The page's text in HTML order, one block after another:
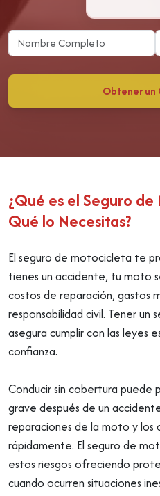
Obtener un
¿Qué es el Seguro
Qué lo Necesitas?
El seguro de motocicleta te
tienes un accidente, tu moto
costos de reparación, gastos
responsabilidad civil. Tener
asegura cumplir con las leyes
confianza.
Conducir sin cobertura puede
grave después de un
reparaciones de la moto y los
rápidamente. El seguro de
estos riesgos ofreciendo
cuando ocurren situaciones